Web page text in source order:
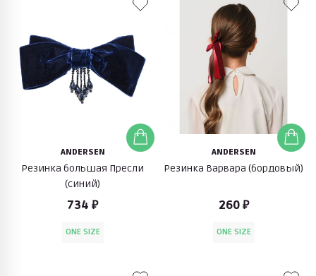
ANDERSEN
Резинка большая Пресли
(синий)
734 ₽
ONE SIZE
ANDERSEN
Резинка Варвара (бордовый)
260 ₽
ONE SIZE